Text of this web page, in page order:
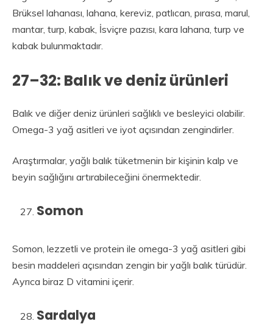
Brüksel lahanası, lahana, kereviz, patlıcan, pırasa, marul,
mantar, turp, kabak, İsviçre pazısı, kara lahana, turp ve
kabak bulunmaktadır.
27–32: Balık ve deniz ürünleri
Balık ve diğer deniz ürünleri sağlıklı ve besleyici olabilir.
Omega-3 yağ asitleri ve iyot açısından zengindirler.
Araştırmalar, yağlı balık tüketmenin bir kişinin kalp ve
beyin sağlığını artırabileceğini önermektedir.
Somon
Somon, lezzetli ve protein ile omega-3 yağ asitleri gibi
besin maddeleri açısından zengin bir yağlı balık türüdür.
Ayrıca biraz D vitamini içerir.
Sardalya